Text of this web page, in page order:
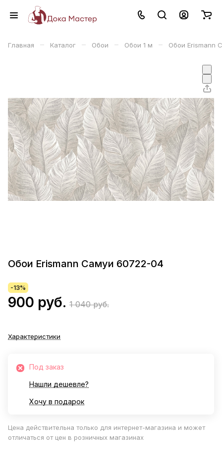
Главная – Каталог – Обои – Обои 1 м – Обои Erismann
Обои Erismann Самуи 60722-04
-13%
900 руб. 1 040 руб.
Характеристики
Под заказ
Нашли дешевле?
Хочу в подарок
Цена действительна только для интернет-магазина и может
отличаться от цен в розничных магазинах